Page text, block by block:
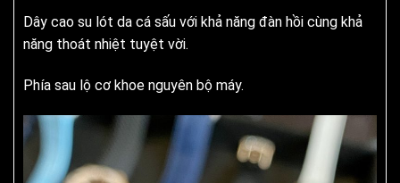
Dây cao su lót da cá sấu với khả năng đàn hồi cùng khả
năng thoát nhiệt tuyệt vời.
Phía sau lộ cơ khoe nguyên bộ máy.